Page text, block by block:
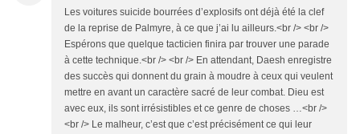
Les voitures suicide bourrées d’explosifs ont déjà été la clef
de la reprise de Palmyre, à ce que j’ai lu ailleurs.<br /> <br />
Espérons que quelque tacticien finira par trouver une parade
à cette technique.<br /> <br /> En attendant, Daesh enregistre
des succès qui donnent du grain à moudre à ceux qui veulent
mettre en avant un caractère sacré de leur combat. Dieu est
avec eux, ils sont irrésistibles et ce genre de choses …<br />
<br /> Le malheur, c’est que c’est précisément ce qui leur